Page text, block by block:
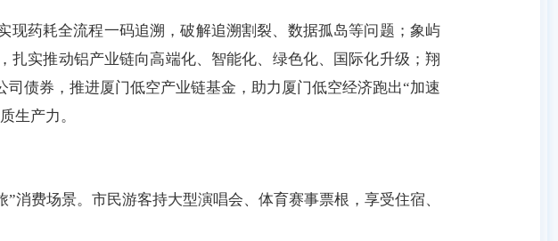
药耗全流程一码追溯，破解追溯割裂、数据孤岛等问题；象屿
实推动铝产业链向高端化、智能化、绿色化、国际化升级；翔
债券，推进厦门低空产业链基金，助力厦门低空经济跑出“加速
生产力。
消费场景。市民游客持大型演唱会、体育赛事票根，享受住宿、